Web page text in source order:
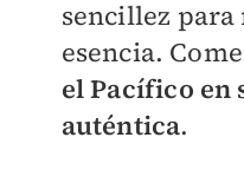
sencillez para
esencia.
el Pacífico en
auténtica.